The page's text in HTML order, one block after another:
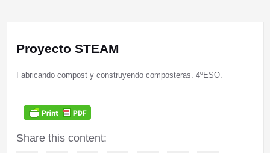
Proyecto STEAM
Fabricando compost y construyendo composteras. 4ºESO.
Share this content: